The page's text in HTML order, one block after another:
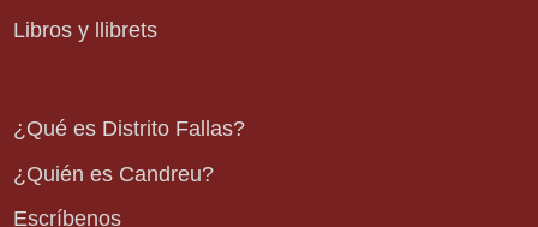
Libros y llibrets
¿Qué es Distrito Fallas?
¿Quién es Candreu?
Escríbenos